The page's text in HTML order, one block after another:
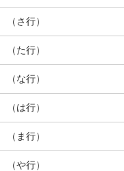
（さ行）
（た行）
（な行）
（は行）
（ま行）
（や行）